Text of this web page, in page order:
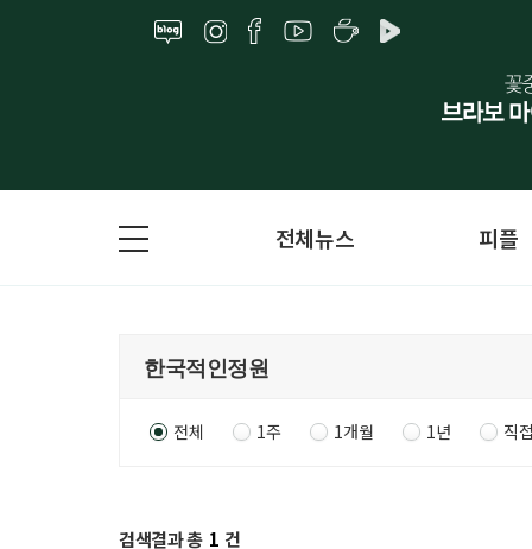
전체뉴스 피플
전체 1주 1개월 1년 직
검색결과 총 1 건